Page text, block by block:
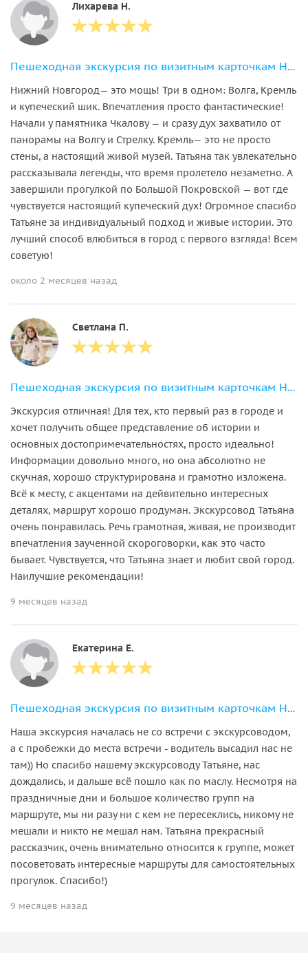
Лихарева Н.
Пешеходная экскурсия по визитным карточкам Нижнего Новгорода
Нижний Новгород— это мощь! Три в одном: Волга, Кремль
и купеческий шик. Впечатления просто фантастические!
Начали у памятника Чкалову — и сразу дух захватило от
панорамы на Волгу и Стрелку. Кремль— это не просто
стены, а настоящий живой музей. Татьяна так увлекательно
рассказывала легенды, что время пролетело незаметно. А
завершили прогулкой по Большой Покровской — вот где
чувствуется настоящий купеческий дух! Огромное спасибо
Татьяне за индивидуальный подход и живые истории. Это
лучший способ влюбиться в город с первого взгляда! Всем
советую!
около 2 месяцев назад
Светлана П.
Пешеходная экскурсия по визитным карточкам Нижнего Новгорода
Экскурсия отличная! Для тех, кто первый раз в городе и
хочет получить общее представление об истории и
основных достопримечательностях, просто идеально!
Информации довольно много, но она абсолютно не
скучная, хорошо структурирована и грамотно изложена.
Всё к месту, с акцентами на дейвительно интересных
деталях, маршрут хорошо продуман. Экскурсовод Татьяна
очень понравилась. Речь грамотная, живая, не производит
впечатления заученной скороговорки, как это часто
бывает. Чувствуется, что Татьяна знает и любит свой город.
Наилучшие рекомендации!
9 месяцев назад
Екатерина Е.
Пешеходная экскурсия по визитным карточкам Нижнего Новгорода
Наша экскурсия началась не со встречи с экскурсоводом,
а с пробежки до места встречи - водитель высадил нас не
там)) Но спасибо нашему экскурсоводу Татьяне, нас
дождались, и дальше всё пошло как по маслу. Несмотря на
праздничные дни и большое количество групп на
маршруте, мы ни разу ни с кем не пересеклись, никому не
мешали и никто не мешал нам. Татьяна прекрасный
рассказчик, очень внимательно относится к группе, может
посоветовать интересные маршруты для самостоятельных
прогулок. Спасибо!)
9 месяцев назад